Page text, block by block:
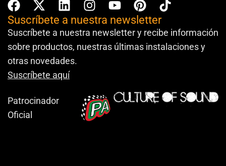
Suscríbete a nuestra newsletter
Suscríbete a nuestra newsletter y recibe información
sobre productos, nuestras últimas instalaciones y
otras novedades.
Suscríbete aquí
Patrocinador
Oficial